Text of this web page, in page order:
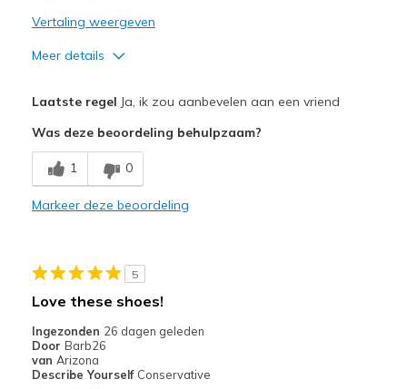
Vertaling weergeven
Meer details
Breathe Well
Comfortable
Beste toepassingen
Going Out
Laatste regel Ja, ik zou aanbevelen aan een vriend
Was deze beoordeling behulpzaam?
1 0
Markeer deze beoordeling
5
Love these shoes!
Ingezonden 26 dagen geleden
Door Barb26
van Arizona
Describe Yourself Conservative